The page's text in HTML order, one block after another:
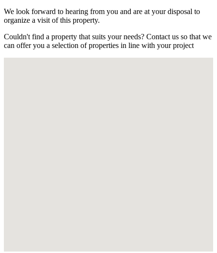
We look forward to hearing from you and are at your disposal to
organize a visit of this property.
Couldn't find a property that suits your needs? Contact us so that we
can offer you a selection of properties in line with your project